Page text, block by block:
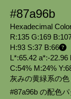
#87a96b
Hexadecimal
R:135 G:169
H:93 S:37 B:66
L*:65.42 a*:-22.96
C:54% M:24%
灰みの黄緑系の
#87a96b の配色